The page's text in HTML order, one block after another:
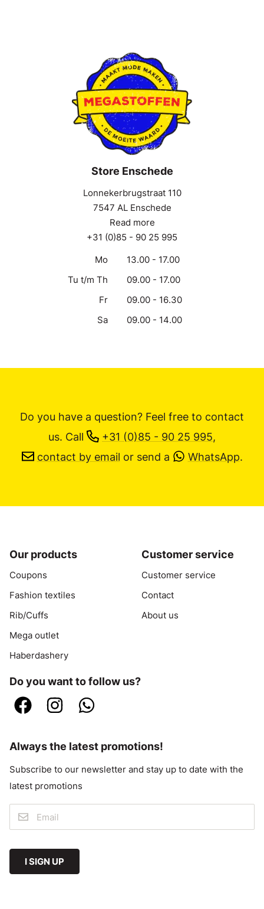
Store Enschede
Lonnekerbrugstraat 110
7547 AL Enschede
Read more
+31 (0)85 - 90 25 995
Mo
13.00 - 17.00
Tu t/m Th
09.00 - 17.00
Fr
09.00 - 16.30
Sa
09.00 - 14.00
Do you have a question? Feel free to contact
us. Call +31 (0)85 - 90 25 995,
contact by email or send a WhatsApp.
Our products
Coupons
Fashion textiles
Rib/Cuffs
Mega outlet
Haberdashery
Customer service
Customer service
Contact
About us
Do you want to follow us?
Always the latest promotions!
Subscribe to our newsletter and stay up to date with the
latest promotions
I SIGN UP